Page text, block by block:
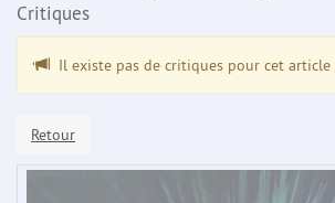
Critiques
Il existe pas de critiques pour cet article
Retour